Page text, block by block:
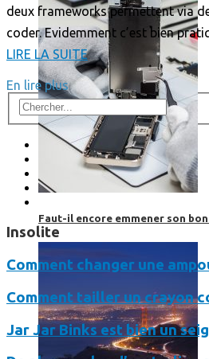
Faut-il encore emmener son
deux frameworks permettent via
coder. Evidemment c’est bien
LIRE LA SUITE
En lire plus
Insolite
Comment changer une
Comment tailler un crayon
Jar Jar Binks est bien un